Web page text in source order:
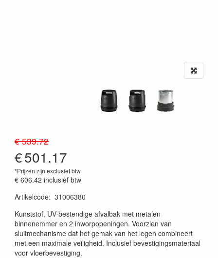
€ 539.72
€501.17
*Prijzen zijn exclusief btw
€ 606.42 inclusief btw
Artikelcode: 31006380
Kunststof, UV-bestendige afvalbak met metalen
binnenemmer en 2 inworpopeningen. Voorzien van
sluitmechanisme dat het gemak van het legen combineert
met een maximale veiligheid. Inclusief bevestigingsmateriaal
voor vloerbevestiging.